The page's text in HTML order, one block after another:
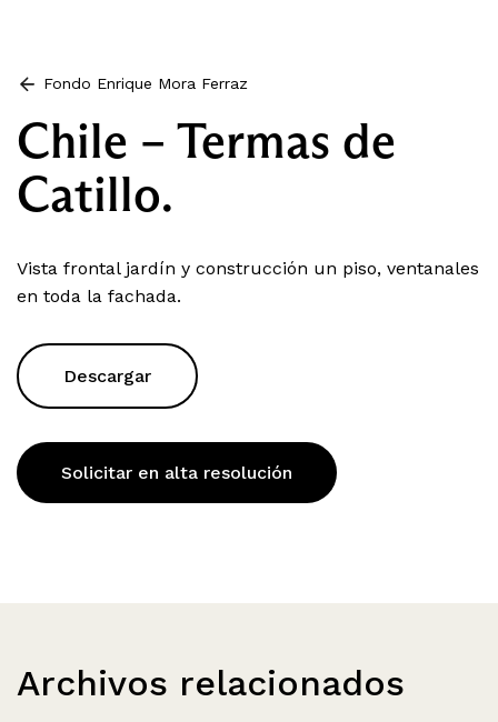
Fondo Enrique Mora Ferraz
Chile – Termas de
Catillo.
Vista frontal jardín y construcción un piso, ventanales
en toda la fachada.
Descargar
Solicitar en alta resolución
Archivos relacionados